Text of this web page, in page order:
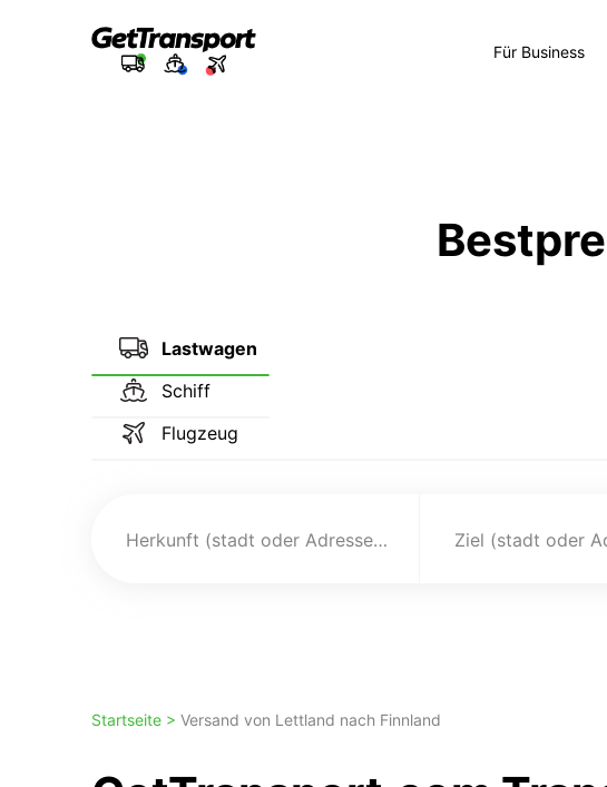
Für Business
Lastwagen
Schiff
Flugzeug
Herkunft (stadt oder Adresse) Ziel (stadt oder
Startseite > Versand von Lettland nach Finnland